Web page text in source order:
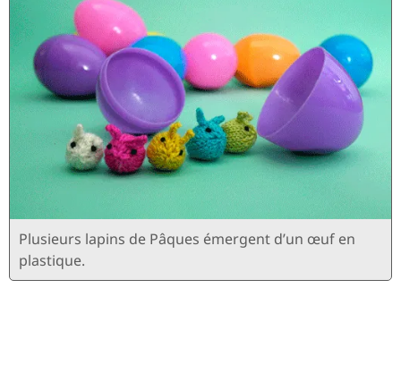
Plusieurs lapins de Pâques émergent d’un œuf en
plastique.